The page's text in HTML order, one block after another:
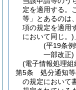
定を適用する。
等」とあるのは
項の規定を適用
において同じ。)
(平19条
一部改正)
(電子情報処理
第5条
処分通知
の規定において